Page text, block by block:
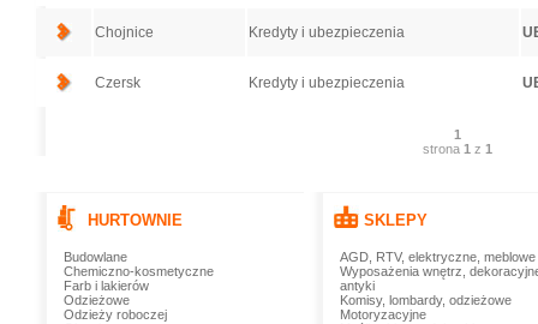
Chojnice Kredyty i ubezpieczenia
Czersk Kredyty i ubezpieczenia
1
strona 1 z 1
HURTOWNIE
Budowlane
Chemiczno-kosmetyczne
Farb i lakierów
Odzieżowe
Odzieży roboczej
SKLEPY
AGD, RTV, elektryczne, meblowe
Wyposażenia wnętrz,
antyki
Komisy, lombardy, odzieżowe
Motoryzacyjne